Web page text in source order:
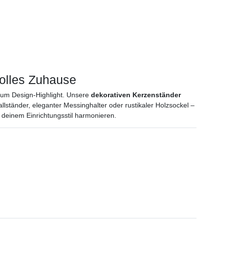
Zuhause
Design-Highlight. Unsere dekorativen Kerzenständer
eleganter Messinghalter oder rustikaler Holzsockel –
Einrichtungsstil harmonieren.